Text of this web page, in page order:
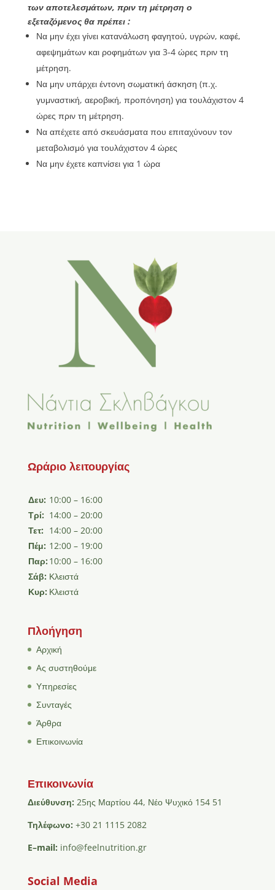
των αποτελεσμάτων, πριν τη μέτρηση ο
εξεταζόμενος θα πρέπει :
Να μην έχει γίνει κατανάλωση φαγητού, υγρών, καφέ,
αφεψημάτων και ροφημάτων για 3-4 ώρες πριν τη
μέτρηση.
Να μην υπάρχει έντονη σωματική άσκηση (π.χ.
γυμναστική, αεροβική, προπόνηση) για τουλάχιστον 4
ώρες πριν τη μέτρηση.
Να απέχετε από σκευάσματα που επιταχύνουν τον
μεταβολισμό για τουλάχιστον 4 ώρες
Να μην έχετε καπνίσει για 1 ώρα
Ωράριο λειτουργίας
Δευ: 10:00 – 16:00
Τρί: 14:00 – 20:00
Τετ: 14:00 – 20:00
Πέμ: 12:00 – 19:00
Παρ: 10:00 – 16:00
Σάβ: Κλειστά
Κυρ: Κλειστά
Πλοήγηση
Αρχική
Aς συστηθούμε
Υπηρεσίες
Συνταγές
Άρθρα
Επικοινωνία
Επικοινωνία
Διεύθυνση: 25ης Μαρτίου 44, Νέο Ψυχικό 154 51
Τηλέφωνο: +30 21 1115 2082
E–mail: info@feelnutrition.gr
Social Media